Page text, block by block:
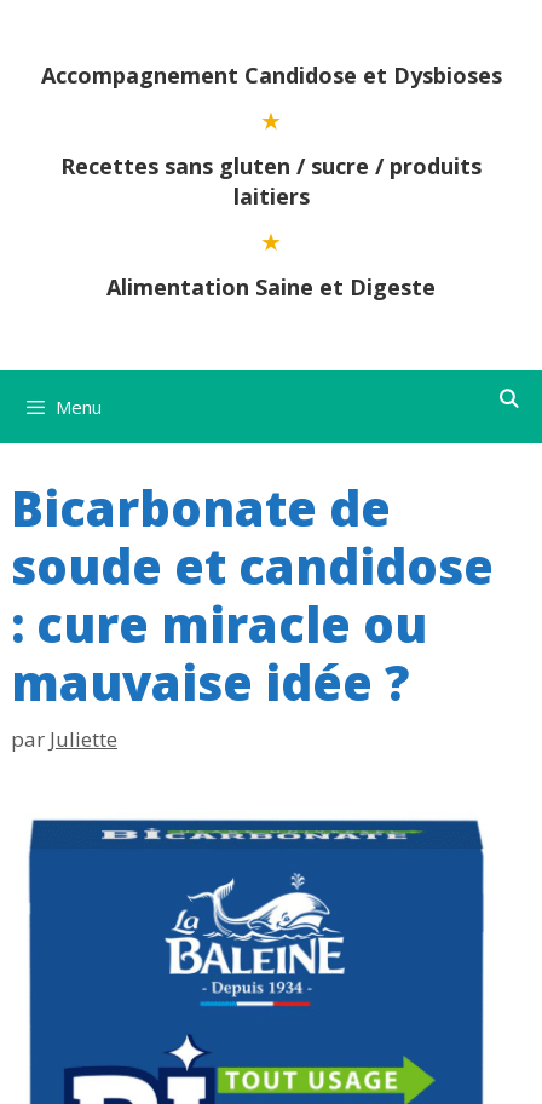
contenuAccompagnement Candidose et Dysbioses
Recettes sans gluten / sucre / produits
laitiers
Alimentation Saine et Digeste
Menu
Bicarbonate de
soude et candidose
: cure miracle ou
mauvaise idée ?
par Juliette